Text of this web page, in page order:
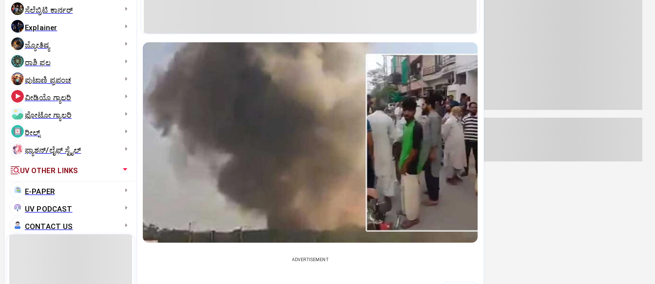
ಸೆಲೆಬ್ರಿಟಿ ಕಾರ್ನರ್‌
Explainer
ಜ್ಯೋತಿಷ್ಯ
ರಾಶಿ ಫಲ
ಪುಟಾಣಿ ಪ್ರಪಂಚ
ವೀಡಿಯೊ ಗ್ಯಾಲರಿ
ಫೋಟೋ ಗ್ಯಾಲರಿ
ರೀಲ್ಸ್
ಫ್ಯಾಶನ್/ಲೈಫ್‌ ಸ್ಟೈಲ್
UV OTHER LINKS
E-PAPER
UV PODCAST
CONTACT US
ADVERTISEMENT